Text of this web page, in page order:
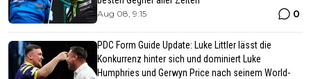
Aug 08, 9:15 0
PDC Form Guide Update: Luke Littler lässt die
Konkurrenz hinter sich und dominiert Luke
Humphries und Gerwyn Price nach seinem World-